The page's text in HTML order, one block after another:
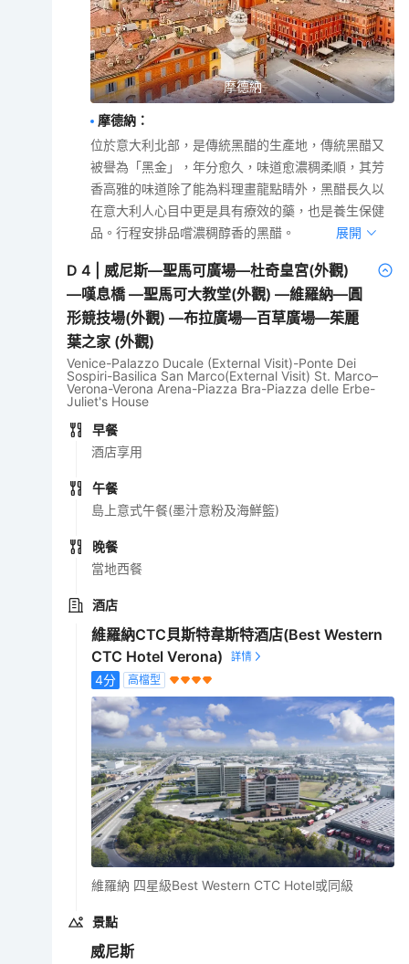
摩德納
摩德納 ：
位於意大利北部，是傳統黑醋的生產地，傳統黑醋又
被譽為「黑金」，年分愈久，味道愈濃稠柔順，其芳
香高雅的味道除了能為料理畫龍點睛外，黑醋長久以
在意大利人心目中更是具有療效的藥，也是養生保健
品。行程安排品嚐濃稠醇香的黑醋。
展開
D4
威尼斯—聖馬可廣場—杜奇皇宮(外觀)
—嘆息橋 —聖馬可大教堂(外觀) —維羅納—圓
形競技場(外觀) —布拉廣場—百草廣場—茱麗
葉之家 (外觀)
Venice-Palazzo Ducale (External Visit)-Ponte Dei
Sospiri-Basilica San Marco(External Visit) St. Marco–
Verona-Verona Arena-Piazza Bra-Piazza delle Erbe-
Juliet's House
早餐
酒店享用
午餐
島上意式午餐(墨汁意粉及海鮮籃)
晚餐
當地西餐
酒店
維羅納CTC貝斯特韋斯特酒店(Best Western
CTC Hotel Verona)
4分 高檔型
維羅納 四星級Best Western CTC Hotel或同級
景點
威尼斯